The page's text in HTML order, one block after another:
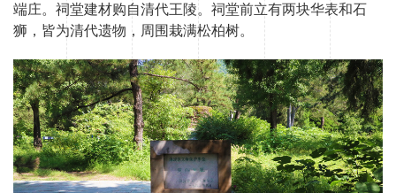
端庄。祠堂建材购自清代王陵。祠堂前立有两块华表和石
狮，皆为清代遗物，周围栽满松柏树。